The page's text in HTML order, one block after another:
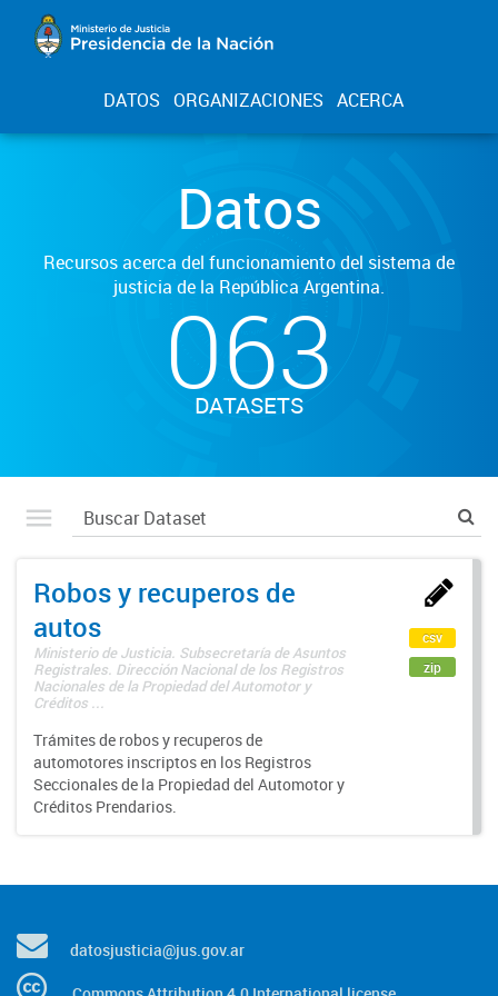
DATOS ORGANIZACIONES ACERCA
Datos
Recursos acerca del funcionamiento del sistema de
justicia de la República Argentina.
063
DATASETS
Robos y recuperos de
autos
Ministerio de Justicia. Subsecretaría de Asuntos
Registrales. Dirección Nacional de los Registros
Nacionales de la Propiedad del Automotor y
Créditos ...
Trámites de robos y recuperos de
automotores inscriptos en los Registros
Seccionales de la Propiedad del Automotor y
Créditos Prendarios.
csv
zip
datosjusticia@jus.gov.ar